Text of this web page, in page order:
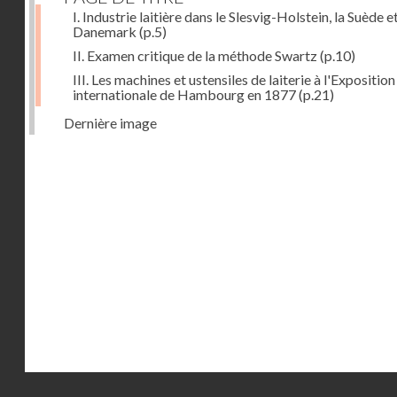
I. Industrie laitière dans le Slesvig-Holstein, la Suède
Danemark (p.5)
II. Examen critique de la méthode Swartz(p.10)
III. Les machines et ustensiles de laiterie à l'Exposition
internationale de Hambourg en 1877(p.21)
Dernière image